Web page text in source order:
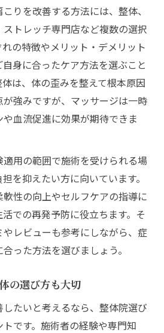
善を目指すべき理由
を防ぐ整体の活用法
する肩こり改善の流れ
む方の整体体験ストーリー
で実感する体の変化とは
じる肩こり変化一覧
待できる肩こり効果
た肩こり改善の声まとめ
に変わる日常生活のポイント
りを改善する方法には、整体、
トレッチ専門店など複数の選択
の特徴やメリット・デメリット
身に合ったケア方法を選ぶこと
は、体の歪みを整えて根本原因
強みですが、マッサージは一時
血流促進に効果が期待できま
用の範囲で施術を受けられる場
を抑えたい方に向いています。
性の向上やセルフケアの指導に
での再発予防に役立ちます。そ
レビューも参考にしながら、症
った方法を選びましょう。
の選び方も大切
たいと考えるなら、整体院選び
です。施術者の経験や専門知